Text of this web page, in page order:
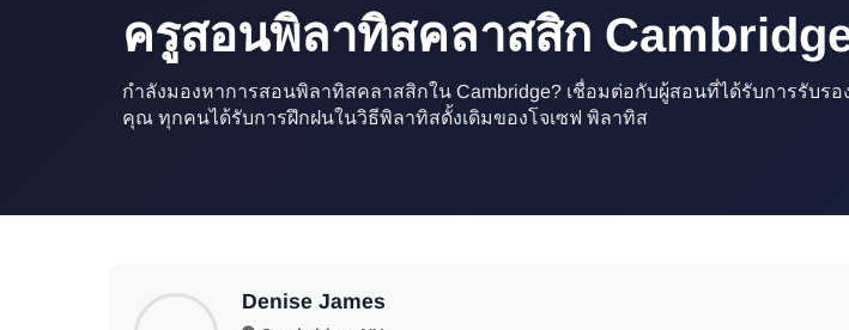
ครูสอนพิลาทิสคลาสสิก
กำลังมองหาการสอนพิลาทิสคลาสสิกใน Cambridge? เชื่อมต่อกับผู้สอนที่ได้รับการรับร
คุณ ทุกคนได้รับการฝึกฝนในวิธีพิลาทิสดั้งเดิมของโจเซฟ พิลาทิส
Denise James